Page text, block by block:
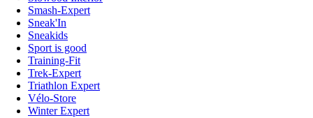
Smash-Expert
Sneak'In
Sneakids
Sport is good
Training-Fit
Trek-Expert
Triathlon Expert
Vélo-Store
Winter Expert